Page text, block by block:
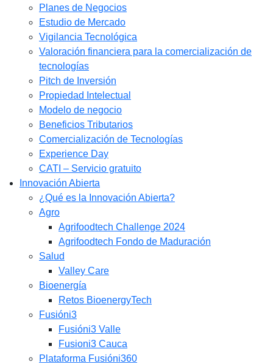
Planes de Negocios
Estudio de Mercado​
Vigilancia Tecnológica
Valoración financiera para la comercialización de
tecnologías
Pitch de Inversión
Propiedad Intelectual
Modelo de negocio
Beneficios Tributarios
Comercialización de Tecnologías
Experience Day
CATI – Servicio gratuito
Innovación Abierta
¿Qué es la Innovación Abierta?
Agro
Agrifoodtech Challenge 2024
Agrifoodtech Fondo de Maduración
Salud
Valley Care
Bioenergía
Retos BioenergyTech
Fusióni3
Fusióni3 Valle
Fusioni3 Cauca
Plataforma Fusióni360